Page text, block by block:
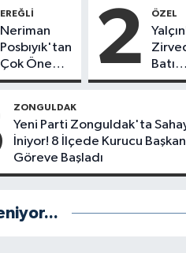
EREĞLI
Neriman
Posbıyık'tan
Çok Önemli
Karar! CHP
mi?
2 ÖZEL
Batı
Anket
ZONGULDAK
Yeni Parti Zonguldak'ta
İniyor! 8 İlçede Kurucu
Göreve Başladı